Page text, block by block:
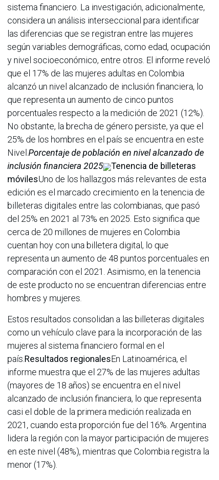
sistema financiero. La investigación, adicionalmente,
considera un análisis interseccional para identificar
las diferencias que se registran entre las mujeres
según variables demográficas, como edad, ocupación
y nivel socioeconómico, entre otros. El informe reveló
que el 17% de las mujeres adultas en Colombia
alcanzó un nivel alcanzado de inclusión financiera, lo
que representa un aumento de cinco puntos
porcentuales respecto a la medición de 2021 (12%).
No obstante, la brecha de género persiste, ya que el
25% de los hombres en el país se encuentra en este
Nivel.Porcentaje de población en nivel alcanzado de
inclusión financiera 2025
Tenencia de billeteras
móvilesUno de los hallazgos más relevantes de esta
edición es el marcado crecimiento en la tenencia de
billeteras digitales entre las colombianas, que pasó
del 25% en 2021 al 73% en 2025. Esto significa que
cerca de 20 millones de mujeres en Colombia
cuentan hoy con una billetera digital, lo que
representa un aumento de 48 puntos porcentuales en
comparación con el 2021. Asimismo, en la tenencia
de este producto no se encuentran diferencias entre
hombres y mujeres.
Estos resultados consolidan a las billeteras digitales
como un vehículo clave para la incorporación de las
mujeres al sistema financiero formal en el
país.Resultados regionalesEn Latinoamérica, el
informe muestra que el 27% de las mujeres adultas
(mayores de 18 años) se encuentra en el nivel
alcanzado de inclusión financiera, lo que representa
casi el doble de la primera medición realizada en
2021, cuando esta proporción fue del 16%. Argentina
lidera la región con la mayor participación de mujeres
en este nivel (48%), mientras que Colombia registra la
menor (17%).